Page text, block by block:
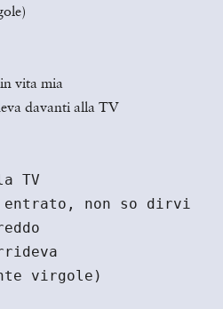
vita mia
davanti alla TV
TV
entrato, non so dirvi
virgole)